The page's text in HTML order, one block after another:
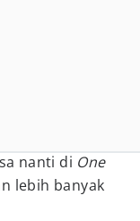
nanti di One
lebih banyak